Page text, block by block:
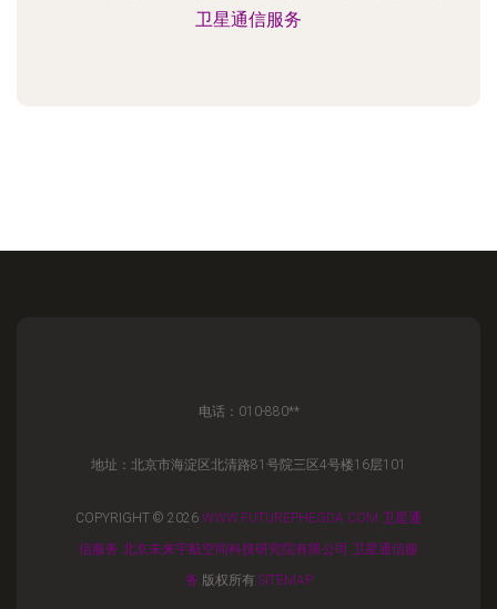
卫星通信服务
电话：010-880**
地址：北京市海淀区北清路81号院三区4号楼16层101
COPYRIGHT © 2026 WWW.FUTUREPHEGDA.COM 卫星通
信服务 北京未来宇航空间科技研究院有限公司 卫星通信服
务 版权所有 SITEMAP